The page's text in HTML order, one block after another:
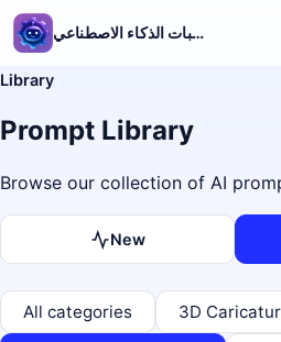
مولد مطالبات الذكاء الاصطناعي
Library
Prompt Library
Browse our collection of AI
New
All categories 3D